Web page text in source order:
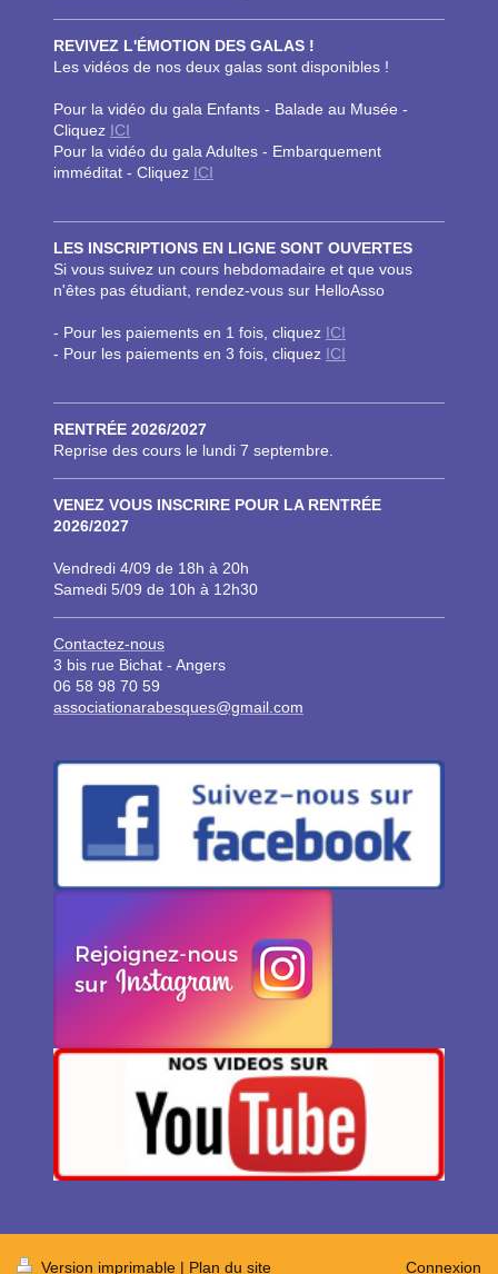
REVIVEZ L'ÉMOTION DES GALAS !
Les vidéos de nos deux galas sont disponibles !
Pour la vidéo du gala Enfants - Balade au Musée -
Cliquez ICI
Pour la vidéo du gala Adultes - Embarquement
imméditat - Cliquez ICI
LES INSCRIPTIONS EN LIGNE SONT OUVERTES
Si vous suivez un cours hebdomadaire et que vous
n'êtes pas étudiant, rendez-vous sur HelloAsso
- Pour les paiements en 1 fois, cliquez ICI
- Pour les paiements en 3 fois, cliquez ICI
RENTRÉE 2026/2027
Reprise des cours le lundi 7 septembre.
VENEZ VOUS INSCRIRE POUR LA RENTRÉE
2026/2027
Vendredi 4/09 de 18h à 20h
Samedi 5/09 de 10h à 12h30
Contactez-nous
3 bis rue Bichat - Angers
06 58 98 70 59
associationarabesques@gmail.com
Version imprimable | Plan du site Connexion